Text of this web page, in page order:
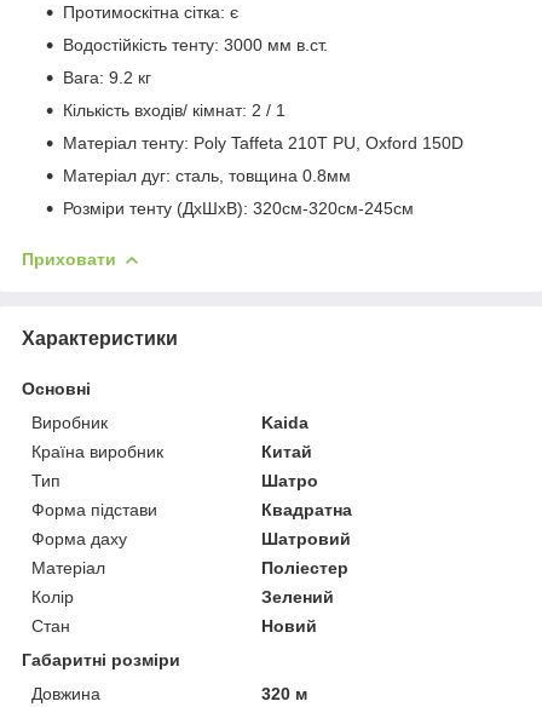
Протимоскітна сітка: є
Водостійкість тенту: 3000 мм в.ст.
Вага: 9.2 кг
Кількість входів/ кімнат: 2 / 1
Матеріал тенту: Poly Taffeta 210T PU, Oxford 150D
Матеріал дуг: сталь, товщина 0.8мм
Розміри тенту (ДхШхВ): 320см-320см-245см
Приховати
Характеристики
Основні
Виробник
Kaida
Країна виробник
Китай
Тип
Шатро
Форма підстави
Квадратна
Форма даху
Шатровий
Матеріал
Поліестер
Колір
Зелений
Стан
Новий
Габаритні розміри
Довжина
320 м